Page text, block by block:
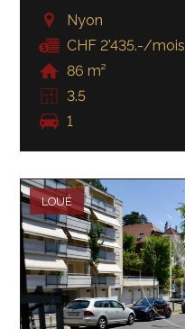
Nyon
CHF 2'435.-/mois
86 m²
3.5
1
LOUÉ